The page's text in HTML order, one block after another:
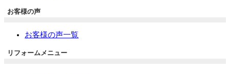
お客様の声
お客様の声一覧
リフォームメニュー